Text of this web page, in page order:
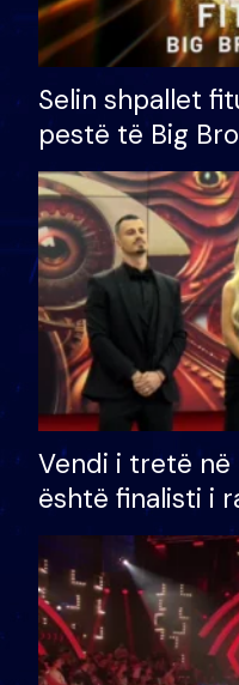
Selin shpallet
pestë të Big
çmimin e
Vendi i tretë në
është finalisti i